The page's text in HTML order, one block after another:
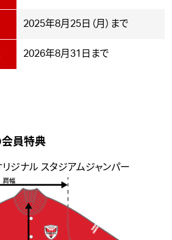
2025年8月25日（月）まで
2026年8月31日まで
会員特典
ジナル スタジアムジャンパー